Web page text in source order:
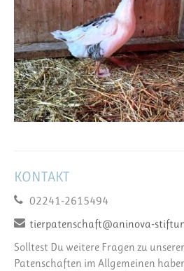
KONTAKT
02241-2615494
tierpatenschaft@aninova-
Solltest Du weitere Fragen zu
Patenschaften im Allgemeinen